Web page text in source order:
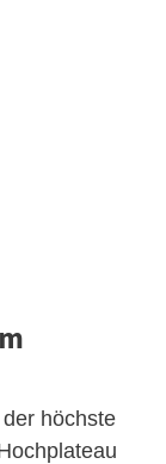
höchste